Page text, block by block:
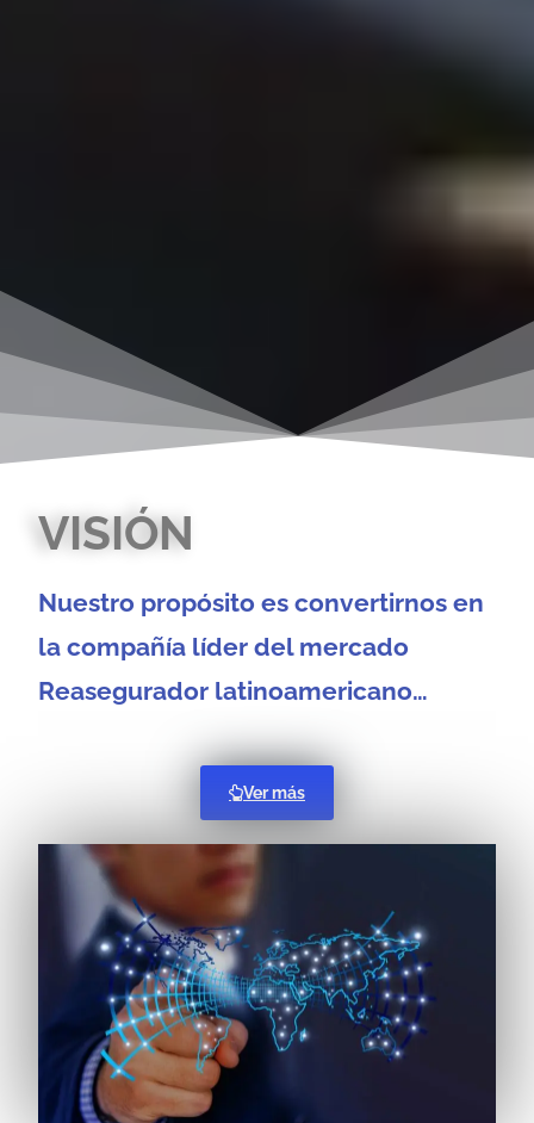
VISIÓN
Nuestro propósito es convertirnos en
la compañía líder del mercado
Reasegurador latinoamericano…
Ver más